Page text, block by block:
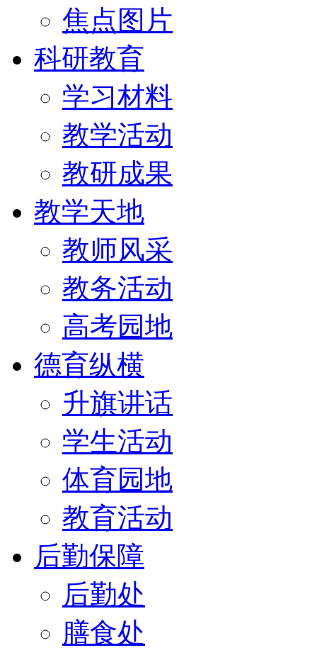
焦点图片
科研教育
学习材料
教学活动
教研成果
教学天地
教师风采
教务活动
高考园地
德育纵横
升旗讲话
学生活动
体育园地
教育活动
后勤保障
后勤处
膳食处